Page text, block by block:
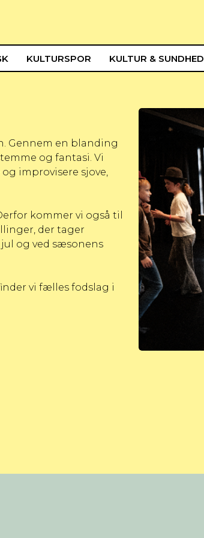
KULTURSPOR KULTUR & SUNDHED
Gennem en blanding
og fantasi. Vi
improvisere sjove,
kommer vi også til
der tager
og ved sæsonens
vi fælles fodslag i